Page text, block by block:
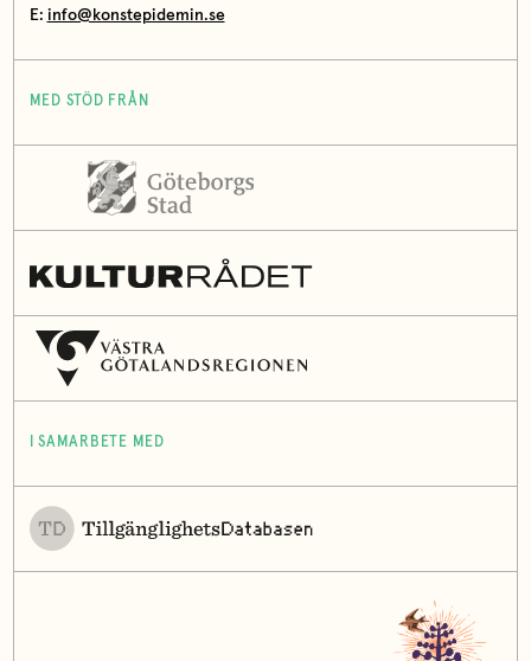
E: info@konstepidemin.se
MED STÖD FRÅN
I SAMARBETE MED